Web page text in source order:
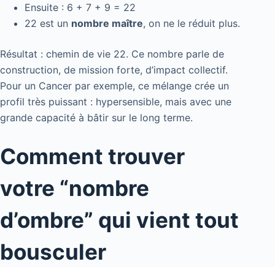
Ensuite : 6 + 7 + 9 = 22
22 est un nombre maître, on ne le réduit plus.
Résultat : chemin de vie 22. Ce nombre parle de
construction, de mission forte, d’impact collectif.
Pour un Cancer par exemple, ce mélange crée un
profil très puissant : hypersensible, mais avec une
grande capacité à bâtir sur le long terme.
Comment trouver
votre “nombre
d’ombre” qui vient tout
bousculer